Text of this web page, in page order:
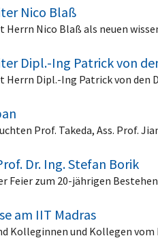
Nico Blaß
Herrn Nico Blaß als neuen
Dipl.-Ing Patrick von
Herrn Dipl.-Ing Patrick von
Prof. Takeda, Ass. Prof.
Dr. Ing. Stefan Borik
Feier zum 20-jährigen
am IIT Madras
Kolleginnen und Kollegen